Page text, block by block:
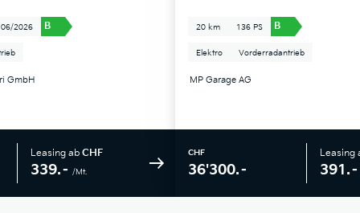
06/2026 B
GmbH
Leasing ab CHF
339.– /Mt.
20 km 136 PS B
Elektro Vorderradantrieb
MP Garage AG
CHF
36'300.–
Leasing
391.–